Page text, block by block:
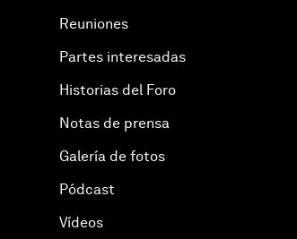
Reuniones
Partes interesadas
Historias del Foro
Notas de prensa
Galería de fotos
Pódcast
Vídeos